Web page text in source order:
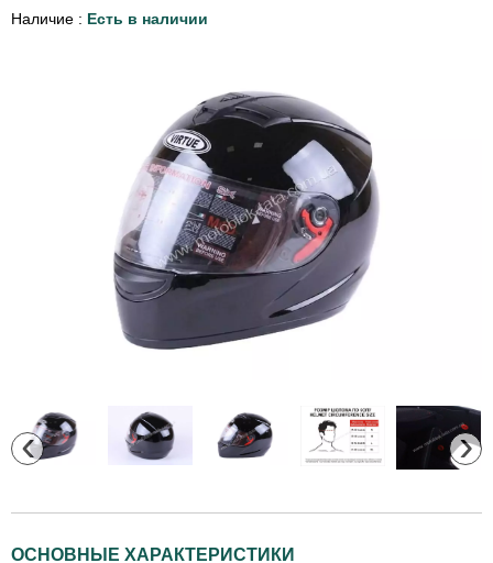
Наличие : Есть в наличии
‹ ›
ОСНОВНЫЕ ХАРАКТЕРИСТИКИ